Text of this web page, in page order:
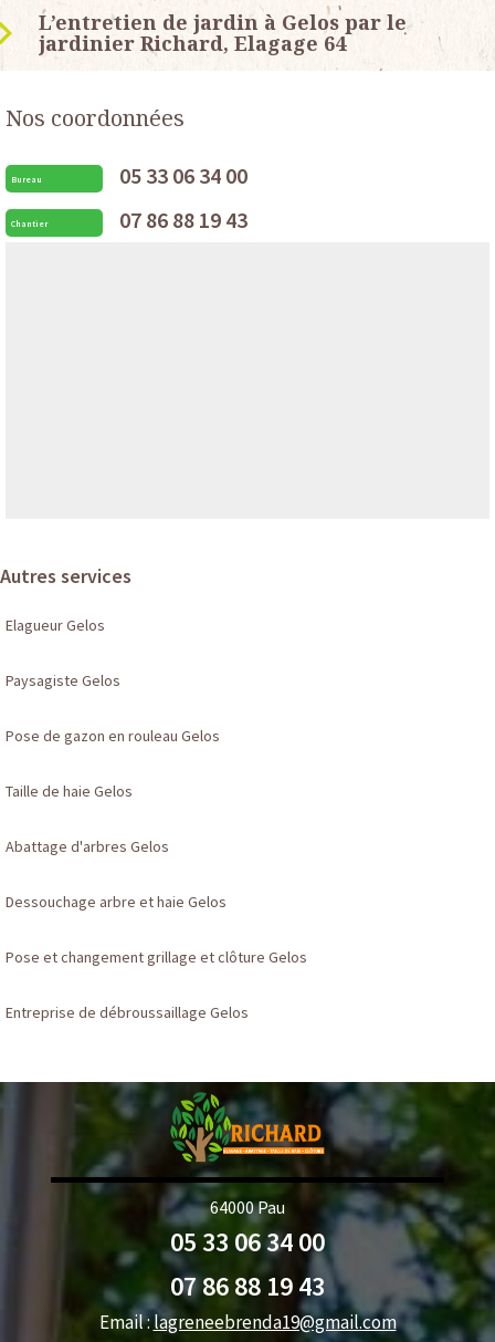
L’entretien de jardin à Gelos par le
jardinier Richard, Elagage 64
Nos coordonnées
Bureau 05 33 06 34 00
Chantier 07 86 88 19 43
Autres services
Elagueur Gelos
Paysagiste Gelos
Pose de gazon en rouleau Gelos
Taille de haie Gelos
Abattage d'arbres Gelos
Dessouchage arbre et haie Gelos
Pose et changement grillage et clôture Gelos
Entreprise de débroussaillage Gelos
64000 Pau
05 33 06 34 00
07 86 88 19 43
Email :lagreneebrenda19@gmail.com